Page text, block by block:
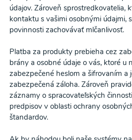
údajov. Zároveň sprostredkovatelia,
kontaktu s vašimi osobnými údajmi,
povinnosti zachovávať mlčanlivosť.
Platba za produkty prebieha cez
brány a osobné údaje o vás, ktoré u
zabezpečené heslom a šifrovaním a
zabezpečená záloha. Zároveň
záznamy o spracovateľských
predpisov v oblasti ochrany
štandardov.